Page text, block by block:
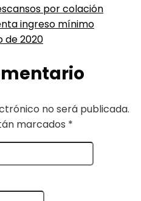
por colación
ingreso mínimo
de 2020
no será publicada.
marcados *